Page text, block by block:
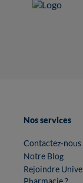
Nos services
Contactez-nous
Notre Blog
Rejoindre
Pharmacie ?